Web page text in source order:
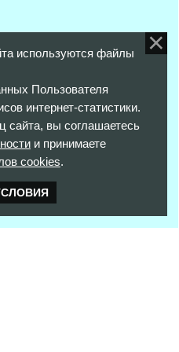
используются файлы
Пользователя
интернет-статистики.
сайта, вы соглашаетесь
и принимаете
cookies.